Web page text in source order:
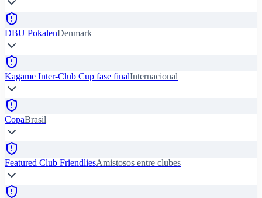
DBU PokalenDenmark
Kagame Inter-Club Cup fase finalInternacional
CopaBrasil
Featured Club FriendliesAmistosos entre clubes